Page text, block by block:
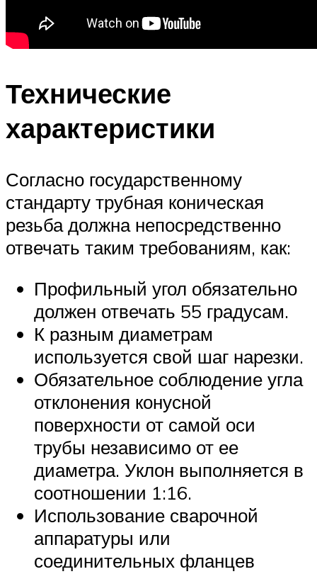
Технические
характеристики
Согласно государственному
стандарту трубная коническая
резьба должна непосредственно
отвечать таким требованиям, как:
Профильный угол обязательно
должен отвечать 55 градусам.
К разным диаметрам
используется свой шаг нарезки.
Обязательное соблюдение угла
отклонения конусной
поверхности от самой оси
трубы независимо от ее
диаметра. Уклон выполняется в
соотношении 1:16.
Использование сварочной
аппаратуры или
соединительных фланцев